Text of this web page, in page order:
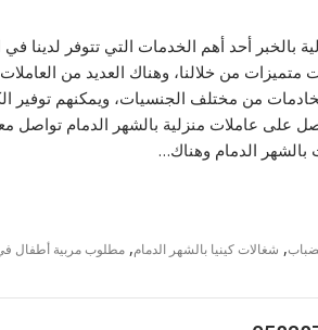
بالخبر أحد أهم الخدمات التي تتوفر لدينا
من خلالنا، وهناك العديد من العاملات
من مختلف الجنسيات، ويمكنهم توفير
على عاملات منزلية بالشهر الدمام تواصل
الدمام وهناك…
, شغالات كينيا بالشهر الدمام, مطلوب مربية أطفال